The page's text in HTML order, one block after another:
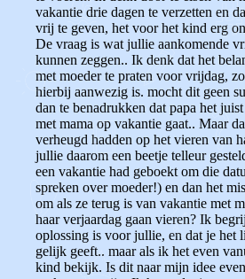
vakantie drie dagen te verzetten en
vrij te geven, het voor het kind erg
De vraag is wat jullie aankomende
kunnen zeggen.. Ik denk dat het
met moeder te praten voor vrijdag,
hierbij aanwezig is. mocht dit geen
dan te benadrukken dat papa het
met mama op vakantie gaat.. Maar
verheugd hadden op het vieren van
jullie daarom een beetje telleur
een vakantie had geboekt om die
spreken over moeder!) en dan het
om als ze terug is van vakantie met
haar verjaardag gaan vieren? Ik
oplossing is voor jullie, en dat je het
gelijk geeft.. maar als ik het even
kind bekijk. Is dit naar mijn idee